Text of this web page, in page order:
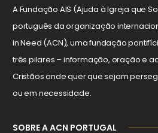
A Fundação AIS (Ajuda à Igreja que
português da organização
in Need (ACN), uma fundação
três pilares – informação, oração e
Cristãos onde quer que sejam
ou em necessidade.
SOBRE A ACN PORTUGAL